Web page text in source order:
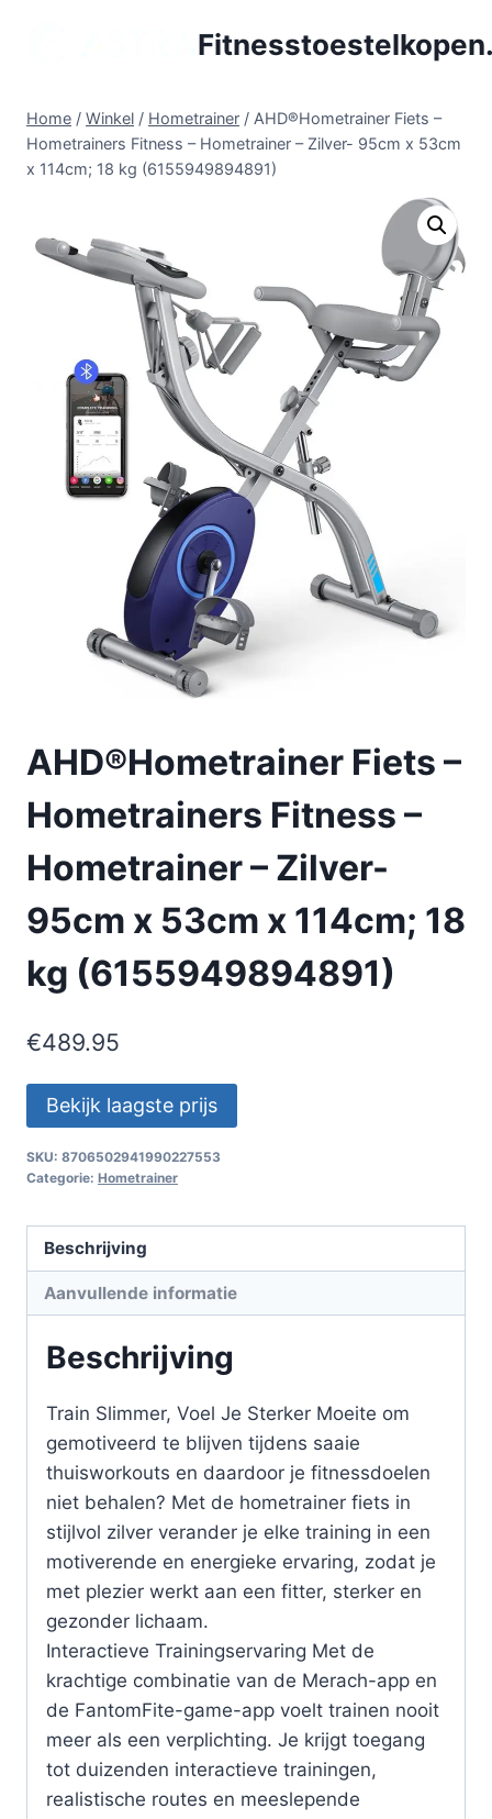
Home / Winkel / Hometrainer / AHD®Hometrainer Fiets –
Hometrainers Fitness – Hometrainer – Zilver- 95cm x 53cm
x 114cm; 18 kg (6155949894891)
AHD®Hometrainer Fiets –
Hometrainers Fitness –
Hometrainer – Zilver-
95cm x 53cm x 114cm; 18
kg (6155949894891)
€489.95
Bekijk laagste prijs
SKU: 8706502941990227553
Categorie: Hometrainer
Beschrijving
Aanvullende informatie
Beschrijving
Train Slimmer, Voel Je Sterker Moeite om
gemotiveerd te blijven tijdens saaie
thuisworkouts en daardoor je fitnessdoelen
niet behalen? Met de hometrainer fiets in
stijlvol zilver verander je elke training in een
motiverende en energieke ervaring, zodat je
met plezier werkt aan een fitter, sterker en
gezonder lichaam.
Interactieve Trainingservaring Met de
krachtige combinatie van de Merach-app en
de FantomFite-game-app voelt trainen nooit
meer als een verplichting. Je krijgt toegang
tot duizenden interactieve trainingen,
realistische routes en meeslepende